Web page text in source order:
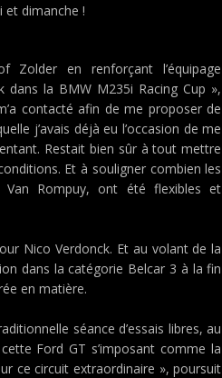
et dimanche !
en renforçant l’équipage
la BMW M235i Racing Cup »,
contacté afin de me proposer de
j’avais déjà eu l’occasion de me
Restait bien sûr à tout mettre
Et à souligner combien les
Van Rompuy, ont été flexibles et
Nico Verdonck. Et au volant de la
dans la catégorie Belcar 3 à la fin
en matière.
séance d’essais libres, au
Ford GT s’imposant comme la
ce circuit extraordinaire », poursuit